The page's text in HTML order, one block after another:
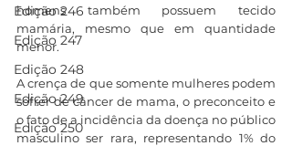
Edição 246
Edição 247
Edição 248
Edição 249
Edição 250
homens também possuem tecido
mamária, mesmo que em quantidade
menor.
A crença de que somente mulheres podem
sofrer de câncer de mama, o preconceito e
o fato de a incidência da doença no público
masculino ser rara, representando 1% do